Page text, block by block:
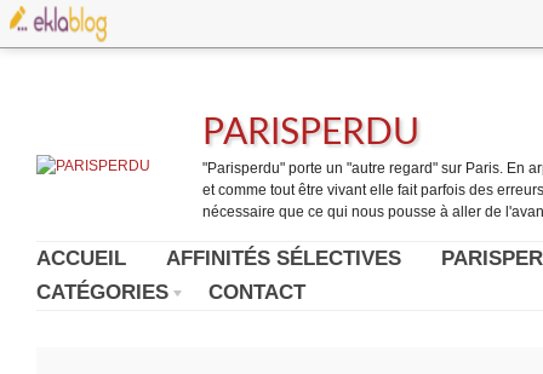
PARISPERDU
"Parisperdu" porte un "autre regard" sur Paris. En
et comme tout être vivant elle fait parfois des
nécessaire que ce qui nous pousse à aller de
ACCUEIL AFFINITÉS SÉLECTIVES
CATÉGORIES
CONTACT